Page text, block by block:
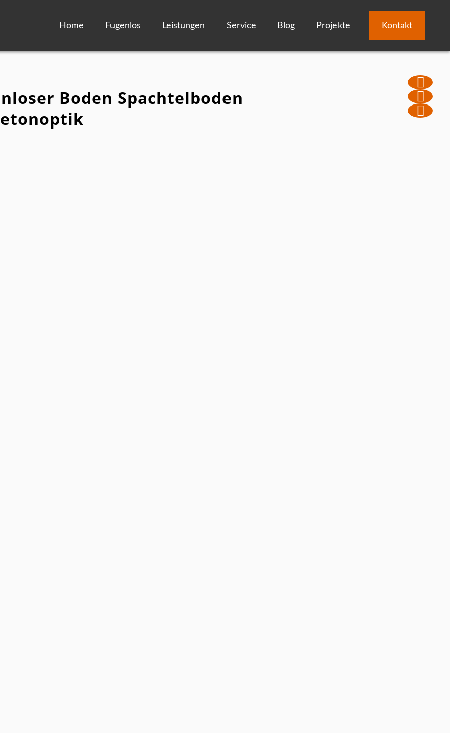
Home Fugenlos Leistungen Service Blog Projekte Kontakt
Boden Spachtelboden